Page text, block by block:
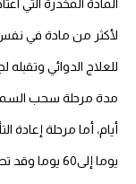
المادة المخدرة التي
لأكثر من مادة في نفس
للعلاج الدوائي وتقبله
يوما إلى60 يوما وقد تصل في بعض الحالات إلى 90 يوما.